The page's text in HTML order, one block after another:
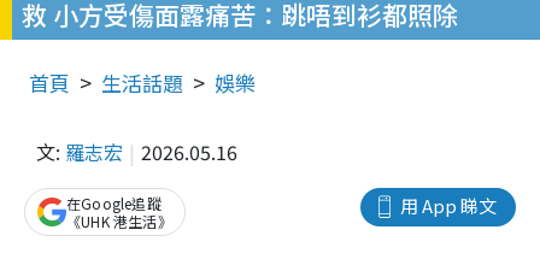
救 小方受傷面露痛苦：跳唔到衫都照除
首頁 生活話題 娛樂
文: 羅志宏 2026.05.16
用 App 睇文
在Google追蹤
《UHK 港生活》